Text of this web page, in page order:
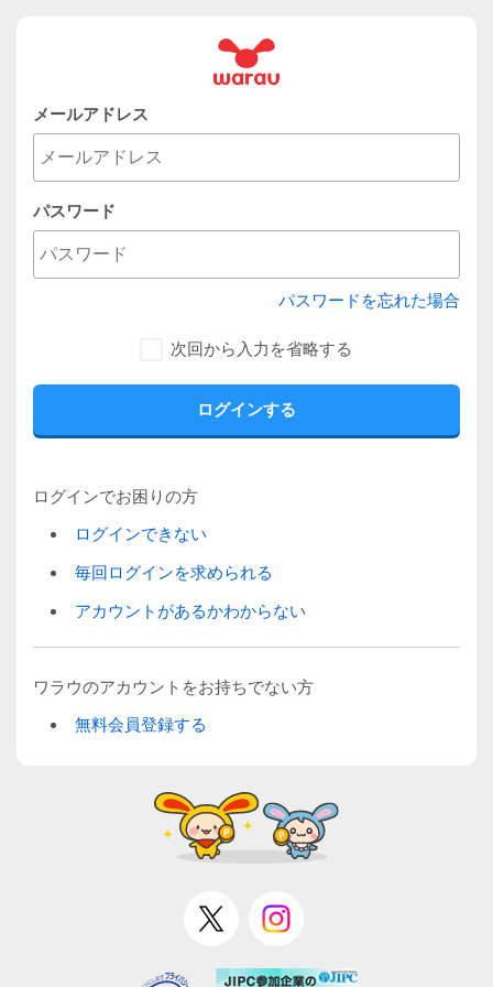
メールアドレス
パスワード
パスワードを忘れた場合
次回から入力を省略する
ログインでお困りの方
ログインできない
毎回ログインを求められる
アカウントがあるかわからない
ワラウのアカウントをお持ちでない方
無料会員登録する